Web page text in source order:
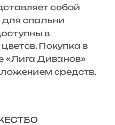
собой
спальни
в
Покупка в
«Лига Диванов»
средств.